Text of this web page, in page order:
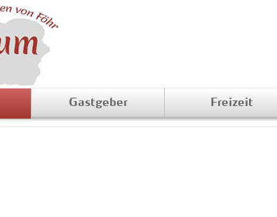
Gastgeber Freizeit